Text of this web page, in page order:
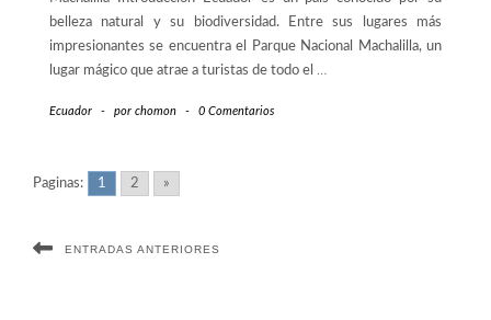
belleza natural y su biodiversidad. Entre sus lugares más
impresionantes se encuentra el Parque Nacional Machalilla, un
lugar mágico que atrae a turistas de todo el …
Ecuador - por chomon - 0 Comentarios
Paginas: 1 2 »
ENTRADAS ANTERIORES